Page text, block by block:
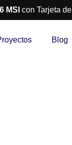
MSI con Tarjeta
Blog